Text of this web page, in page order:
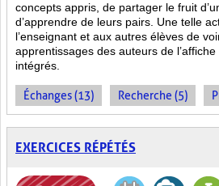
concepts appris, de partager le fruit
d’apprendre de leurs pairs. Une telle
l’enseignant et aux autres élèves de
apprentissages des auteurs de
intégrés.
Échanges (13) Recherche (5)
EXERCICES RÉPÉTÉS